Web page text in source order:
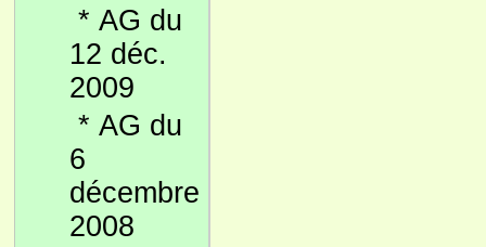
* AG du
12 déc.
2009
* AG du
6
décembre
2008